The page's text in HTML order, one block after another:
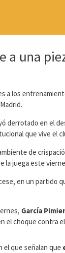
a una
a los
derrotado en el
que vive el
de
la juega este
en un partido
García
el choque contra
el que señalan que